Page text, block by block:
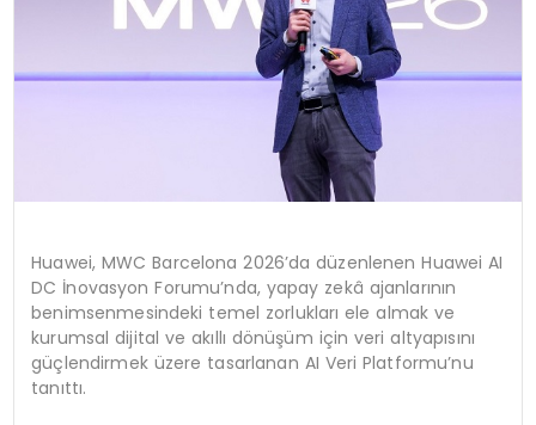
Huawei, MWC Barcelona 2026’da düzenlenen Huawei AI
DC İnovasyon Forumu’nda, yapay zekâ ajanlarının
benimsenmesindeki temel zorlukları ele almak ve
kurumsal dijital ve akıllı dönüşüm için veri altyapısını
güçlendirmek üzere tasarlanan AI Veri Platformu’nu
tanıttı.